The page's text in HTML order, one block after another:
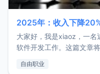
2025年：收入下降
大家好，我是xiaoz，一
软件开发工作。这篇文章
收入下降20%，但却过得
自由职业